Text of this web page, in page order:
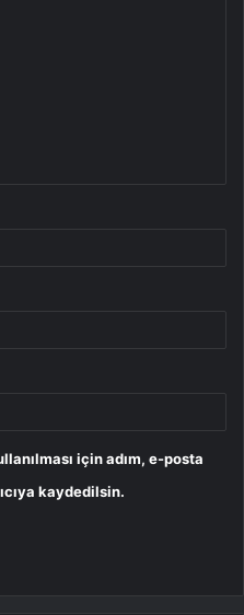
için adım, e-posta
kaydedilsin.